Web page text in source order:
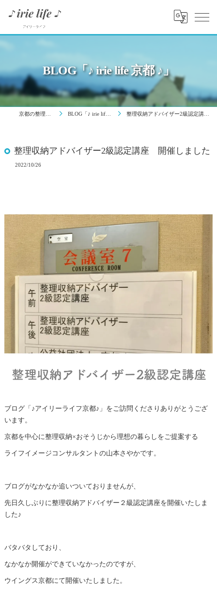
BLOG「♪ irie life 京都 ♪」
BLOG「♪ irie life 京都 ♪」 整理収納アドバイザー2級認定講座 開催しました
整理収納アドバイザー2級認定講座 開催しました
2022/10/26
ブログ「♪アイリーライフ京都♪」をご訪問くださりありがとうござ
います。
京都を中心に整理収納×おそうじから理想の暮らしをご提案する
ライフイメージコンサルタントの山本さやかです。
ブログがなかなか追いついておりませんが、
先日久しぶりに整理収納アドバイザー２級認定講座を開催いたしま
した♪
バタバタしており、
なかなか開催ができていなかったのですが、
ウイングス京都にて開催いたしました。